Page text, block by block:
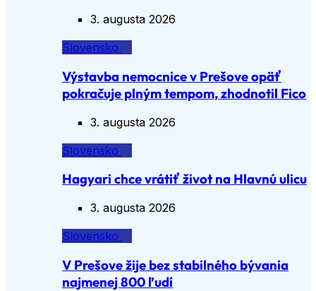
3. augusta 2026
Slovensko
Výstavba nemocnice v Prešove opäť
pokračuje plným tempom, zhodnotil Fico
3. augusta 2026
Slovensko
Hagyari chce vrátiť život na Hlavnú ulicu
3. augusta 2026
Slovensko
V Prešove žije bez stabilného bývania
najmenej 800 ľudí